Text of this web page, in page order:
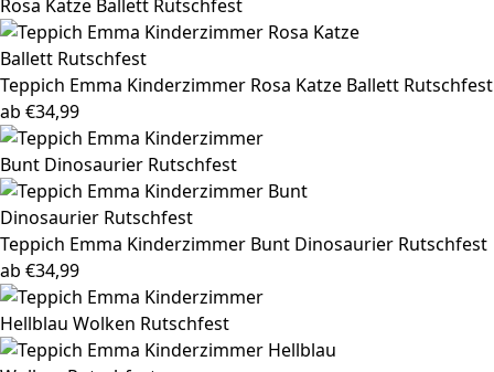
Teppich Emma Kinderzimmer Rosa Katze Ballett Rutschfest
ab €34,99
Teppich Emma Kinderzimmer Bunt Dinosaurier Rutschfest
ab €34,99